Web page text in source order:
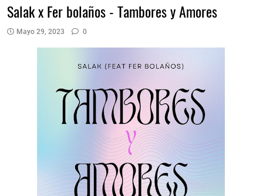
Salak x Fer bolaños - Tambores y Amores
Mayo 29, 2023 0